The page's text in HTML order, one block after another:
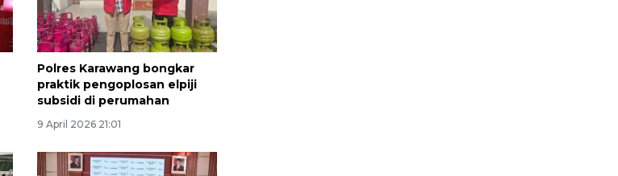
Polres Karawang bongkar
praktik pengoplosan elpiji
subsidi di perumahan
9 April 2026 21:01